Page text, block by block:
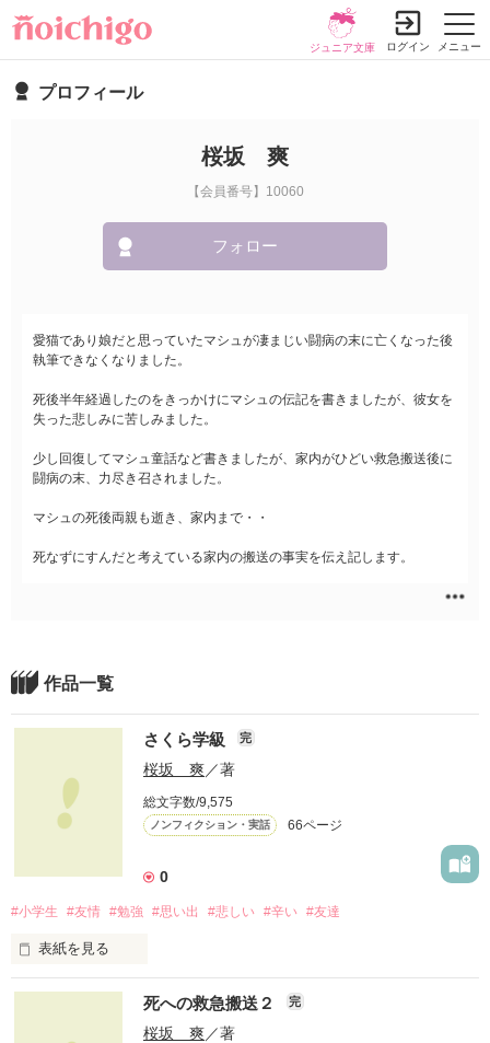
メニュー
ジュニア文庫 ログイン
プロフィール
桜坂 爽
【会員番号】10060
フォロー
愛猫であり娘だと思っていたマシュが凄まじい闘病の末に亡くなった後
執筆できなくなりました。
死後半年経過したのをきっかけにマシュの伝記を書きましたが、彼女を
失った悲しみに苦しみました。
少し回復してマシュ童話など書きましたが、家内がひどい救急搬送後に
闘病の末、力尽き召されました。
マシュの死後両親も逝き、家内まで・・
死なずにすんだと考えている家内の搬送の事実を伝え記します。
作品一覧
さくら学級 完
桜坂 爽／著
総文字数/9,575
ノンフィクション・実話 66ページ
0
#小学生 #友情 #勉強 #思い出 #悲しい #辛い #友達
表紙を見る
少し勉強におくれる子どもたちのクラスが小学校にありまし
死への救急搬送２ 完
桜坂 爽／著